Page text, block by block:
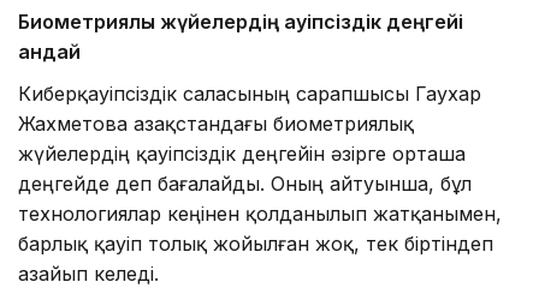
Биометриялық жүйелердің қауіпсіздік деңгейі
қандай
Киберқауіпсіздік саласының сарапшысы Гаухар
Жахметова Қазақстандағы биометриялық
жүйелердің қауіпсіздік деңгейін әзірге орташа
деңгейде деп бағалайды. Оның айтуынша, бұл
технологиялар кеңінен қолданылып жатқанымен,
барлық қауіп толық жойылған жоқ, тек біртіндеп
азайып келеді.